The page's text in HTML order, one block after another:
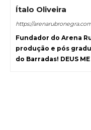
Ítalo Oliveira
https://
Fundador do Arena
produção e pós
do Barradas! DEUS ME